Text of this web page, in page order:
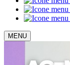
MENU